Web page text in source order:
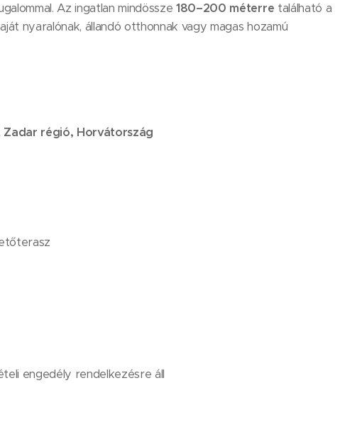
Az ingatlan mindössze180–200 méterre található a
nyaralónak, állandó otthonnak vagy magas hozamú
Zadar régió, Horvátország
engedély rendelkezésre áll